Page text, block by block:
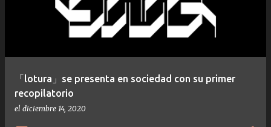
「lotura」se presenta en sociedad con su primer
recopilatorio
el diciembre 14, 2020